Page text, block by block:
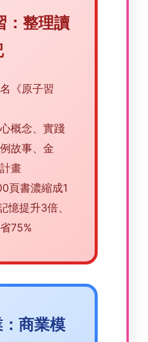
：整理讀
《原子習
概念、實踐
故事、金
畫
頁書濃縮成1
憶提升3倍、
75%
商業模